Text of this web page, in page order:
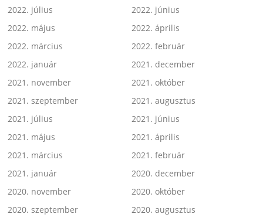
2022. július
2022. június
2022. május
2022. április
2022. március
2022. február
2022. január
2021. december
2021. november
2021. október
2021. szeptember
2021. augusztus
2021. július
2021. június
2021. május
2021. április
2021. március
2021. február
2021. január
2020. december
2020. november
2020. október
2020. szeptember
2020. augusztus